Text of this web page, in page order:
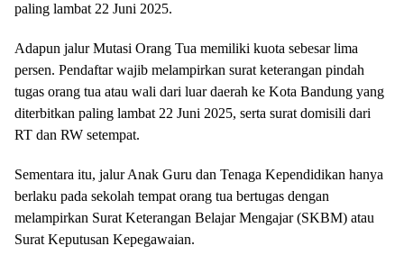
paling lambat 22 Juni 2025.
Adapun jalur Mutasi Orang Tua memiliki kuota sebesar lima
persen. Pendaftar wajib melampirkan surat keterangan pindah
tugas orang tua atau wali dari luar daerah ke Kota Bandung yang
diterbitkan paling lambat 22 Juni 2025, serta surat domisili dari
RT dan RW setempat.
Sementara itu, jalur Anak Guru dan Tenaga Kependidikan hanya
berlaku pada sekolah tempat orang tua bertugas dengan
melampirkan Surat Keterangan Belajar Mengajar (SKBM) atau
Surat Keputusan Kepegawaian.